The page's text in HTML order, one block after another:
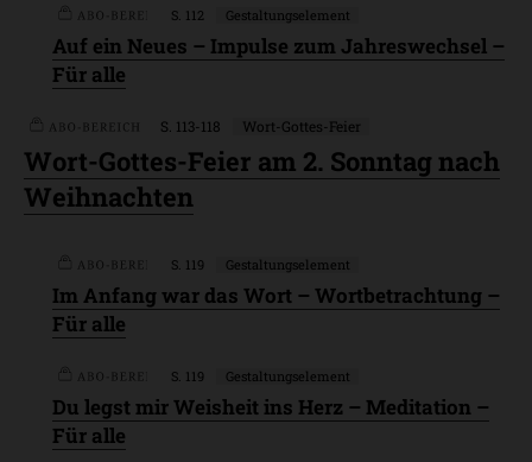
Plus
S. 112 Gestaltungselement
Auf ein Neues – Impulse zum Jahreswechsel –
Für alle
Plus
S. 113-118 Wort-Gottes-Feier
Wort-Gottes-Feier am 2. Sonntag nach
Weihnachten
Plus
S. 119 Gestaltungselement
Im Anfang war das Wort – Wortbetrachtung –
Für alle
S. 119 Gestaltungselement
Du legst mir Weisheit ins Herz – Meditation –
Für alle